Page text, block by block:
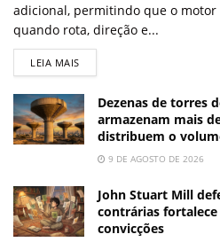
adicional, permitindo que o
quando rota, direção e...
LEIA MAIS
Dezenas de torres
armazenam mais
distribuem o
9 DE AGOSTO DE 2026
John Stuart Mill
contrárias
convicções